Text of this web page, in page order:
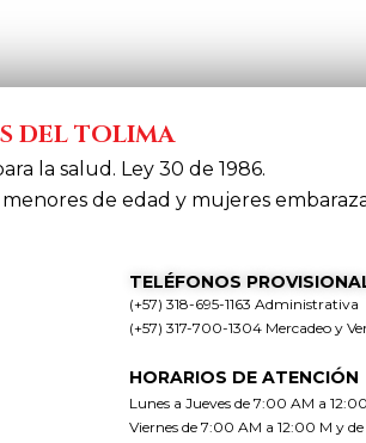
DEL TOLIMA
la salud. Ley 30 de 1986.
de edad y mujeres
TELÉFONOS
(+57) 318-695-1163 Administrativa
(+57) 317-700-1304 Mercadeo y
HORARIOS DE ATENCIÓN
Lunes a Jueves de 7:00 AM a
Viernes de 7:00 AM a 12:00 M y